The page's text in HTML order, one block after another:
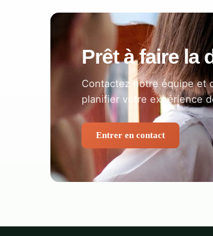
Prêt à faire la
Contactez notre équipe et
planifier votre expérience
Entrer en contact